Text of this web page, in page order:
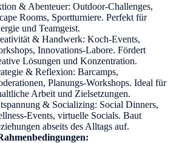
& Abenteuer: Outdoor-Challenges,
Rooms, Sportturniere. Perfekt für
und Teamgeist.
& Handwerk: Koch-Events,
Innovations-Labore. Fördert
Lösungen und Konzentration.
& Reflexion: Barcamps,
Planungs-Workshops. Ideal für
Arbeit und Zielsetzungen.
& Socializing: Social Dinners,
Events, virtuelle Socials. Baut
abseits des Alltags auf.